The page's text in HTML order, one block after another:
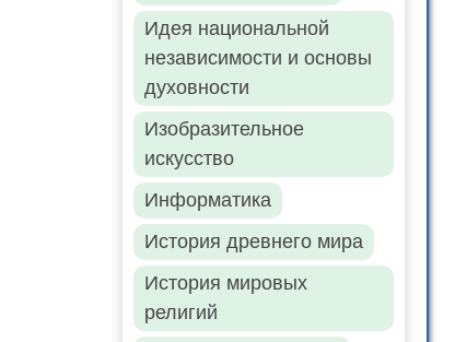
Идея национальной
независимости и основы
духовности
Изобразительное
искусство
Информатика
История древнего мира
История мировых
религий